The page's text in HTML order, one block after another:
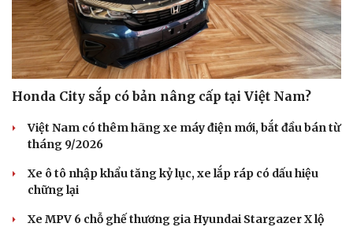
Honda City sắp có bản nâng cấp tại Việt Nam?
Việt Nam có thêm hãng xe máy điện mới, bắt đầu bán từ
tháng 9/2026
Xe ô tô nhập khẩu tăng kỷ lục, xe lắp ráp có dấu hiệu
chững lại
Xe MPV 6 chỗ ghế thương gia Hyundai Stargazer X lộ